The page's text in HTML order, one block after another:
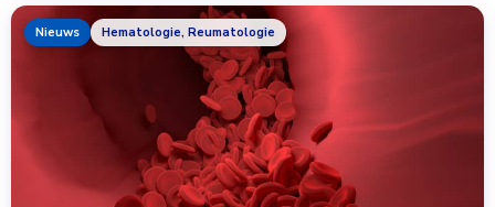
Nieuws Hematologie, Reumatologie